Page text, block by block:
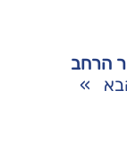
הרחב
»